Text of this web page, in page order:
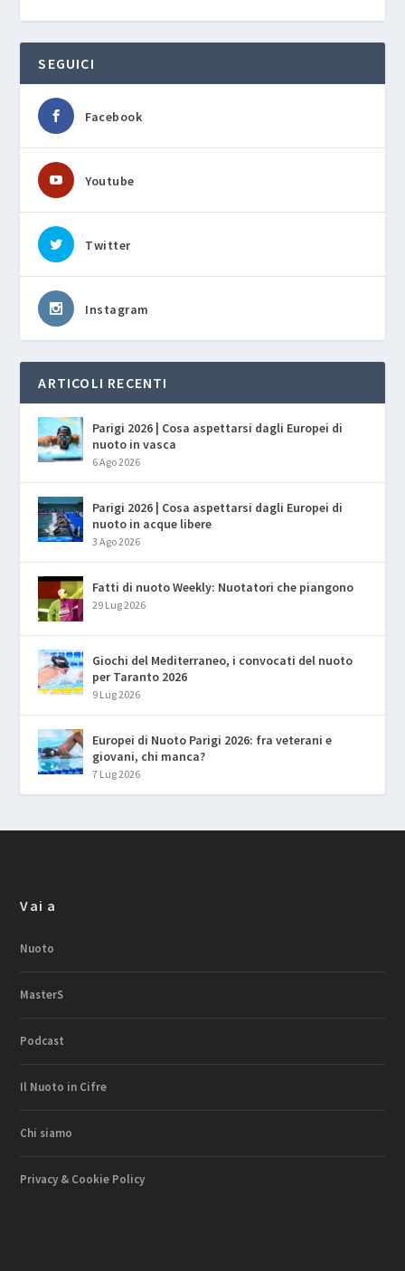
SEGUICI
Facebook
Youtube
Twitter
Instagram
ARTICOLI RECENTI
Parigi 2026 | Cosa aspettarsi dagli Europei di
nuoto in vasca
6 Ago 2026
Parigi 2026 | Cosa aspettarsi dagli Europei di
nuoto in acque libere
3 Ago 2026
Fatti di nuoto Weekly: Nuotatori che piangono
29 Lug 2026
Giochi del Mediterraneo, i convocati del nuoto
per Taranto 2026
9 Lug 2026
Europei di Nuoto Parigi 2026: fra veterani e
giovani, chi manca?
7 Lug 2026
Vai a
Nuoto
MasterS
Podcast
Il Nuoto in Cifre
Chi siamo
Privacy & Cookie Policy